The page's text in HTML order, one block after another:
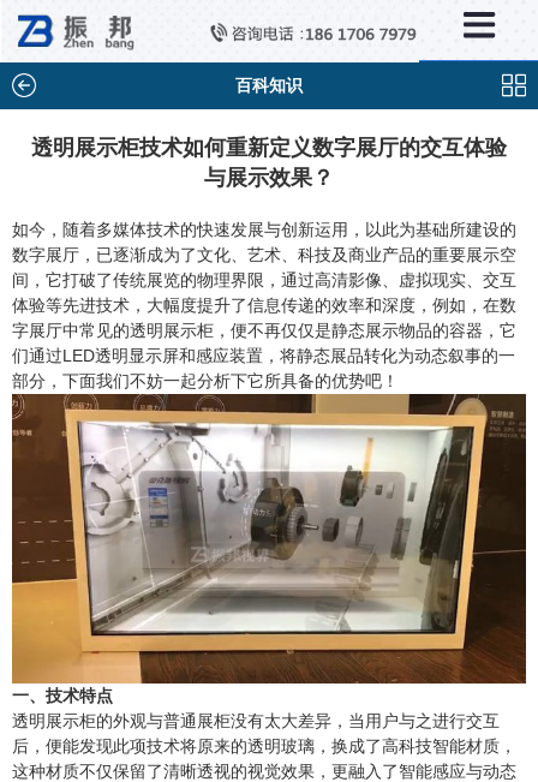
百科知识
透明展示柜技术如何重新定义数字展厅的交互体验
与展示效果？
如今，随着多媒体技术的快速发展与创新运用，以此为基础所建设的
数字展厅，已逐渐成为了文化、艺术、科技及商业产品的重要展示空
间，它打破了传统展览的物理界限，通过高清影像、虚拟现实、交互
体验等先进技术，大幅度提升了信息传递的效率和深度，例如，在数
字展厅中常见的透明展示柜，便不再仅仅是静态展示物品的容器，它
们通过LED透明显示屏和感应装置，将静态展品转化为动态叙事的一
部分，下面我们不妨一起分析下它所具备的优势吧！
一、技术特点
透明展示柜的外观与普通展柜没有太大差异，当用户与之进行交互
后，便能发现此项技术将原来的透明玻璃，换成了高科技智能材质，
这种材质不仅保留了清晰透视的视觉效果，更融入了智能感应与动态
新闻中心
×
行业新闻
媒体视点
问题解答
百科知识